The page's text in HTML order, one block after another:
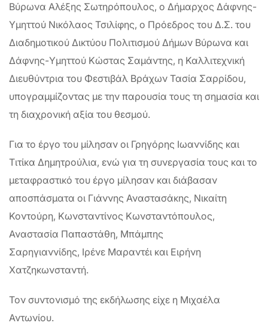
Βύρωνα Αλέξης Σωτηρόπουλος, ο Δήμαρχος Δάφνης-
Υμηττού Νικόλαος Τσιλίφης, ο Πρόεδρος του Δ.Σ. του
Διαδημοτικού Δικτύου Πολιτισμού Δήμων Βύρωνα και
Δάφνης-Υμηττού Κώστας Σαμάντης, η Καλλιτεχνική
Διευθύντρια του Φεστιβάλ Βράχων Τασία Σαρρίδου,
υπογραμμίζοντας με την παρουσία τους τη σημασία και
τη διαχρονική αξία του θεσμού.
Για το έργο του μίλησαν οι Γρηγόρης Ιωαννίδης και
Τιτίκα Δημητρούλια, ενώ για τη συνεργασία τους και το
μεταφραστικό του έργο μίλησαν και διάβασαν
αποσπάσματα οι Γιάννης Αναστασάκης, Νικαίτη
Κοντούρη, Κωνσταντίνος Κωνσταντόπουλος,
Αναστασία Παπαστάθη, Μπάμπης
Σαρηγιαννίδης, Ιρένε Μαραντέι και Ειρήνη
Χατζηκωνσταντή.
Τον συντονισμό της εκδήλωσης είχε η Μιχαέλα
Αντωνίου.